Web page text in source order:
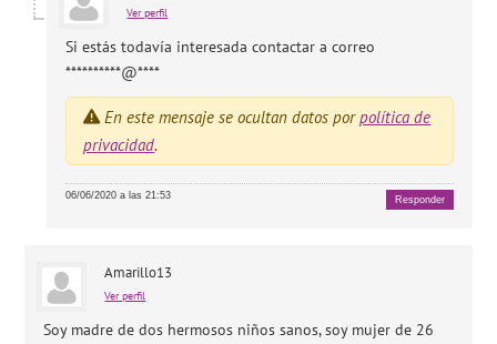
Ver perfil
Si estás todavía interesada contactar a correo
**********@****
En este mensaje se ocultan datos porpolítica de
privacidad.
06/06/2020 a las 21:53 Responder
Amarillo13
Ver perfil
Soy madre de dos hermosos niños sanos, soy mujer de 26